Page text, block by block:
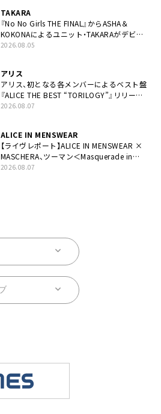
TAKARA
『No No Girls THE FINAL』からASHA＆
KOKONAによるユニット・TAKARAがデビュ
ー
2026.08.05
アリス
アリス、初となる各メンバーによるベスト盤
『ALICE THE BEST “TORILOGY”』リリース
決定
2026.08.07
ALICE IN MENSWEAR
【ライヴレポート】ALICE IN MENSWEAR ×
MASCHERA、ツーマン＜Masquerade in
Wonderland＞に一夜限り豪華共演と14年
2026.08.07